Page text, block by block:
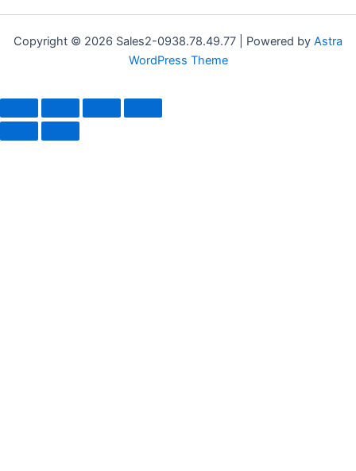
Copyright © 2026 Sales2-0938.78.49.77 | Powered by Astra
WordPress Theme